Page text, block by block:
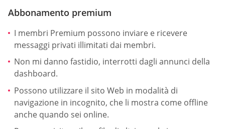
Abbonamento premium
I membri Premium possono inviare e ricevere
messaggi privati illimitati dai membri.
Non mi danno fastidio, interrotti dagli annunci della
dashboard.
Possono utilizzare il sito Web in modalità di
navigazione in incognito, che li mostra come offline
anche quando sei online.